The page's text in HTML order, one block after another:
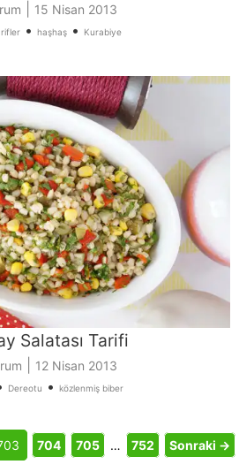
15 Nisan 2013
• haşhaş • Kurabiye
Salatası Tarifi
12 Nisan 2013
Dereotu • közlenmiş biber
704 705 … 752 Sonraki →